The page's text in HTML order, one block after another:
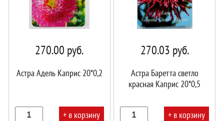
270.00 руб.
Астра Адель Каприс 20*0,2
+ в корзину
270.03 руб.
Астра Баретта светло
красная Каприс 20*0,5
+ в корзину